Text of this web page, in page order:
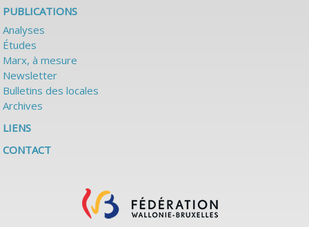
PUBLICATIONS
Analyses
Études
Marx, à mesure
Newsletter
Bulletins des locales
Archives
LIENS
CONTACT